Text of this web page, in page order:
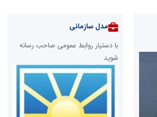
مدل سازمانی
با دستیار روابط عمومی صاحب رسانه
شوید